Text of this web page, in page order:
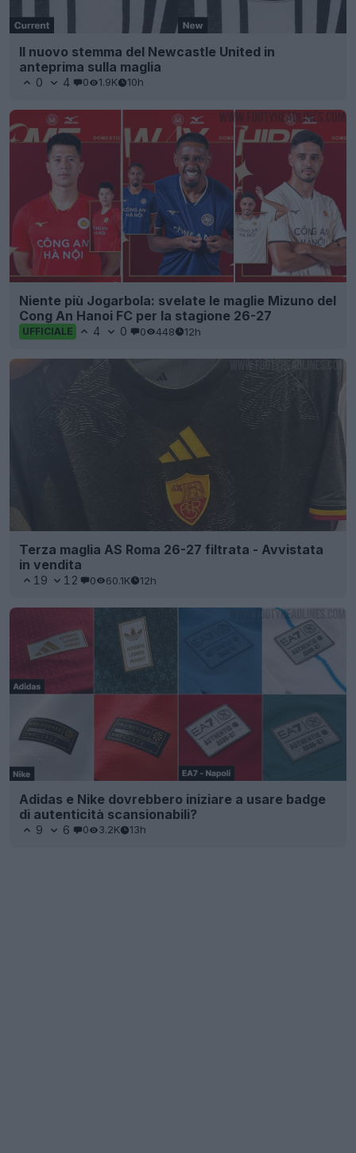
Il nuovo stemma del Newcastle United in
anteprima sulla maglia
0 4 0 1.9K 10h
Niente più Jogarbola: svelate le maglie Mizuno del
Cong An Hanoi FC per la stagione 26-27
UFFICIALE 4 0 0 448 12h
Terza maglia AS Roma 26-27 filtrata - Avvistata
in vendita
19 12 0 60.1K 12h
Adidas e Nike dovrebbero iniziare a usare badge
di autenticità scansionabili?
9 6 0 3.2K 13h